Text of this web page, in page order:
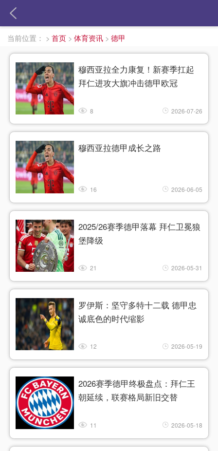
当前位置： > 首页 > 体育资讯 > 德甲
穆西亚拉全力康复！新赛季扛起
拜仁进攻大旗冲击德甲欧冠
8 2026-07-26
穆西亚拉德甲成长之路
16 2026-06-05
2025/26赛季德甲落幕 拜仁卫冕狼
堡降级
21 2026-05-31
罗伊斯：坚守多特十二载 德甲忠
诚底色的时代缩影
12 2026-05-19
2026赛季德甲终极盘点：拜仁王
朝延续，联赛格局新旧交替
11 2026-05-18